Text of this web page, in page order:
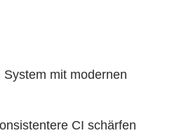
mit modernen
CI schärfen